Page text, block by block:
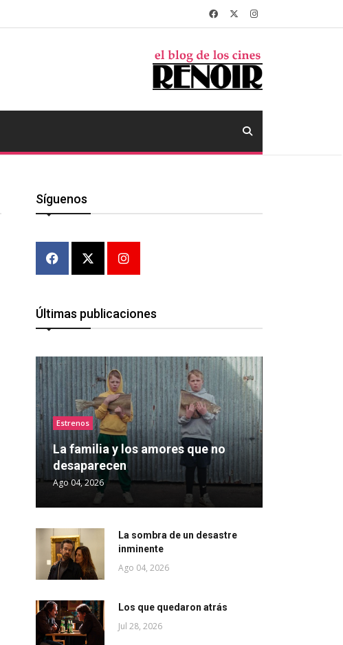
Síguenos
Últimas publicaciones
Estrenos
La familia y los amores que no
desaparecen
Ago 04, 2026
La sombra de un desastre
inminente
Ago 04, 2026
Los que quedaron atrás
Jul 28, 2026